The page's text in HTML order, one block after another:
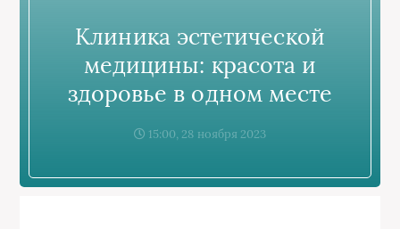
Клиника эстетической
медицины: красота и
здоровье в одном месте
15:00, 28 ноября 2023